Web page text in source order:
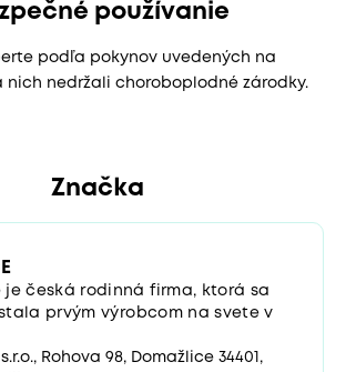
používanie
podľa pokynov uvedených na
nich nedržali choroboplodné zárodky.
Značka
je česká rodinná firma, ktorá sa
stala prvým výrobcom na svete v
Rohova 98, Domažlice 34401,